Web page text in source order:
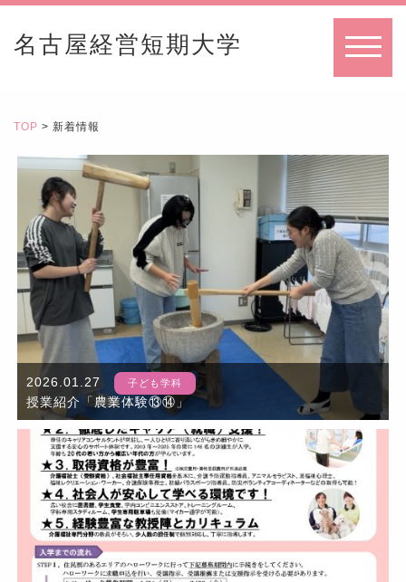
名古屋経営短期大学
TOP > 新着情報
2026.01.27 子ども学科
授業紹介「農業体験⑬⑭」